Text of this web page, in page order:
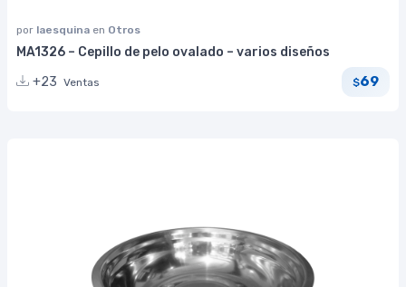
por laesquina en Otros
MA1326 – Cepillo de pelo ovalado – varios diseños
+23 Ventas $69